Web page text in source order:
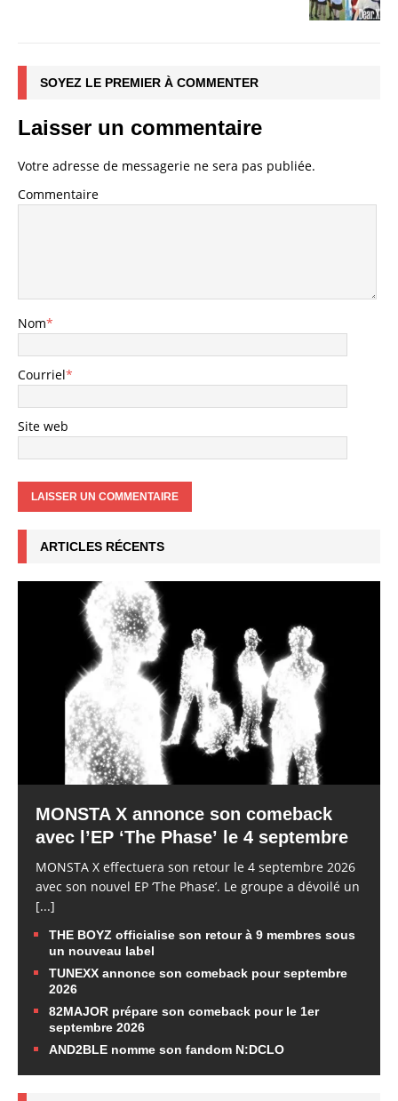
SOYEZ LE PREMIER À COMMENTER
Laisser un commentaire
Votre adresse de messagerie ne sera pas publiée.
Commentaire
Nom*
Courriel*
Site web
ARTICLES RÉCENTS
MONSTA X annonce son comeback
avec l’EP ‘The Phase’ le 4 septembre
MONSTA X effectuera son retour le 4 septembre 2026
avec son nouvel EP ‘The Phase’. Le groupe a dévoilé un
[...]
THE BOYZ officialise son retour à 9 membres sous
un nouveau label
TUNEXX annonce son comeback pour septembre
2026
82MAJOR prépare son comeback pour le 1er
septembre 2026
AND2BLE nomme son fandom N:DCLO